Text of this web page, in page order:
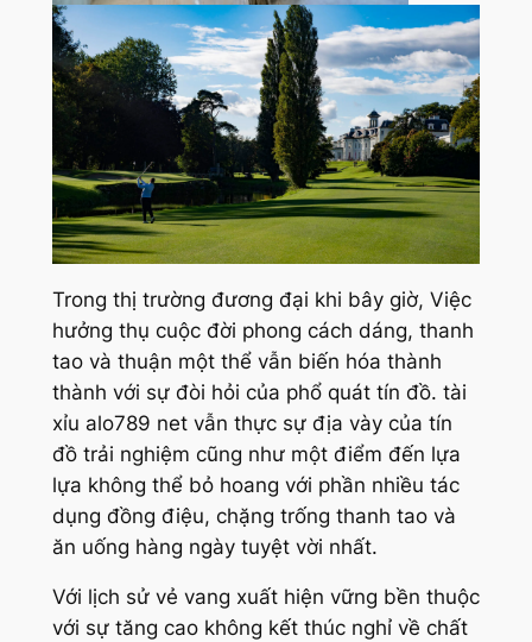
Trong thị trường đương đại khi bây giờ, Việc
hưởng thụ cuộc đời phong cách dáng, thanh
tao và thuận một thể vẫn biến hóa thành
thành với sự đòi hỏi của phổ quát tín đồ. tài
xỉu alo789 net vẫn thực sự địa vày của tín
đồ trải nghiệm cũng như một điểm đến lựa
lựa không thể bỏ hoang với phần nhiều tác
dụng đồng điệu, chặng trống thanh tao và
ăn uống hàng ngày tuyệt vời nhất.
Với lịch sử vẻ vang xuất hiện vững bền thuộc
với sự tăng cao không kết thúc nghỉ về chất